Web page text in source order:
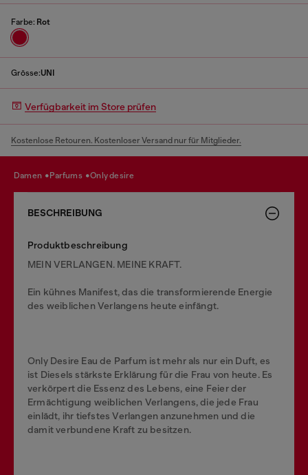
Farbe: Rot
Grösse:UNI
Verfügbarkeit im Store prüfen
Kostenlose Retouren. Kostenloser Versand nur für Mitglieder.
damen parfums only desire
BESCHREIBUNG
Produktbeschreibung
MEIN VERLANGEN. MEINE KRAFT.
Ein kühnes Manifest, das die transformierende Energie
des weiblichen Verlangens heute einfängt.
Only Desire Eau de Parfum ist mehr als nur ein Duft, es
ist Diesels stärkste Erklärung für die Frau von heute. Es
verkörpert die Essenz des Lebens, eine Feier der
Ermächtigung weiblichen Verlangens, die jede Frau
einlädt, ihr tiefstes Verlangen anzunehmen und die
damit verbundene Kraft zu besitzen.